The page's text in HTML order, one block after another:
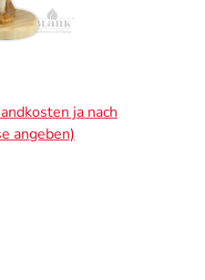
ja nach
angeben)